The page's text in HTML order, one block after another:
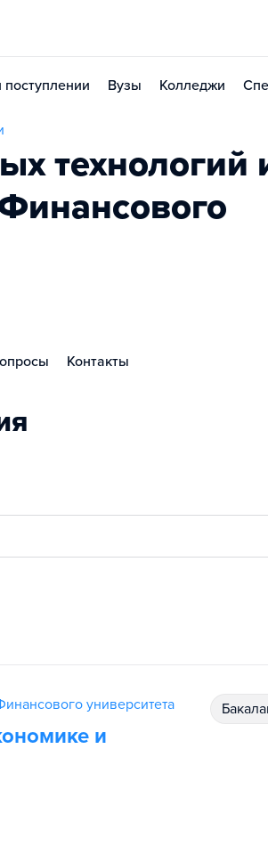
Вузы Колледжи
технологий
Контакты
университета
и